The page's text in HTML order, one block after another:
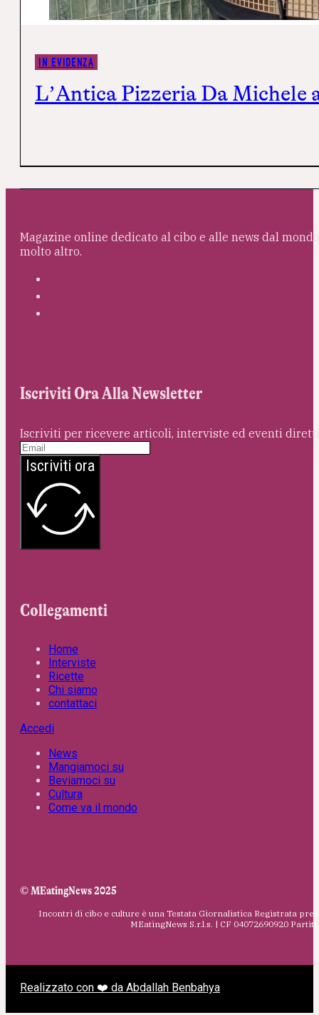
IN EVIDENZA
L’Antica Pizzeria Da Michele
Magazine online dedicato al cibo e alle news dal
molto altro.
Iscriviti Ora Alla Newsletter
Iscriviti per ricevere articoli, interviste ed eventi
Iscriviti ora
Collegamenti
Home
Interviste
Ricette
Chi siamo
contattaci
Accedi
News
Mangiamoci su
Beviamoci su
Cultura
Come va il mondo
© MEatingNews 2025
Incontri di cibo e culture è una Testata Giornalistica Registrata
MEatingNews S.r.l.s. | CF 04072690920
Realizzato con ❤️ da Abdallah Benbahya